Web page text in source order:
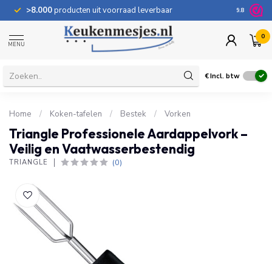
>8.000producten uit voorraad leverbaar 100
9.8
MENU
0
€Incl. btw
Home / Koken-tafelen / Bestek / Vorken
Triangle Professionele Aardappelvork –
Veilig en Vaatwasserbestendig
TRIANGLE (0)